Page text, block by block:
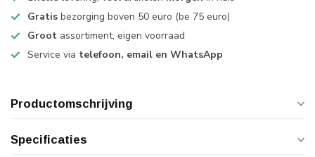
Gratis bezorging boven 50 euro (be 75 euro)
Groot assortiment, eigen voorraad
Service via telefoon, email en WhatsApp
Productomschrijving
Specificaties